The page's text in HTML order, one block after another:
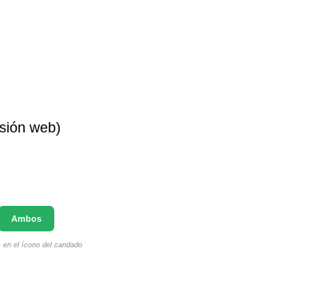
web)
Ambos
el ícono del candado